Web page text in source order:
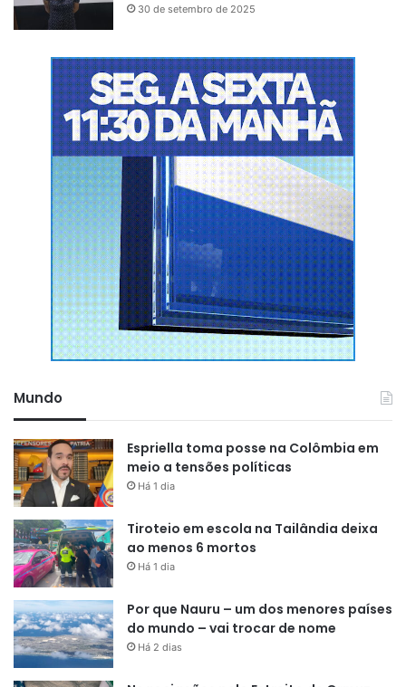
30 de setembro de 2025
Mundo
Espriella toma posse na Colômbia em
meio a tensões políticas
Há 1 dia
Tiroteio em escola na Tailândia deixa
ao menos 6 mortos
Há 1 dia
Por que Nauru – um dos menores países
do mundo – vai trocar de nome
Há 2 dias